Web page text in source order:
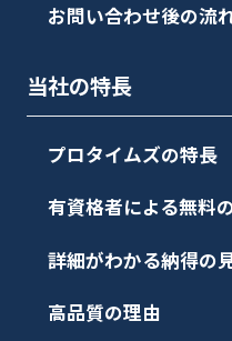
お問い合わせ後の流
当社の特長
プロタイムズの特長
有資格者による無料
詳細がわかる納得の
高品質の理由